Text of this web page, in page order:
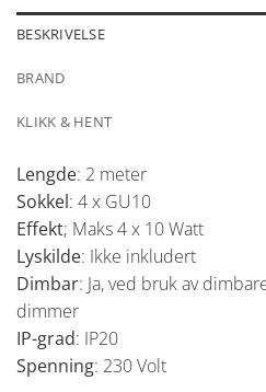
BESKRIVELSE
BRAND
KLIKK & HENT
Lengde: 2 meter
Sokkel: 4 x GU10
Effekt; Maks 4 x 10 Watt
Lyskilde: Ikke inkludert
Dimbar: Ja, ved bruk av
dimmer
IP-grad: IP20
Spenning: 230 Volt